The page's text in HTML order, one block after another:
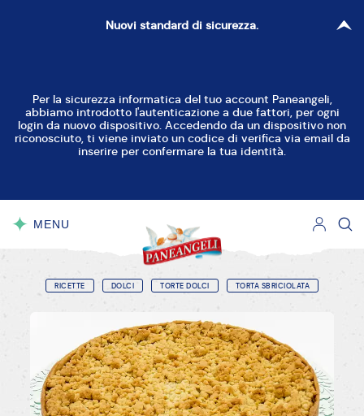
Nuovi standard di sicurezza.
Per la sicurezza informatica del tuo account Paneangeli,
abbiamo introdotto l'autenticazione a due fattori, per ogni
login da nuovo dispositivo. Accedendo da un dispositivo non
riconosciuto, ti viene inviato un codice di verifica via email da
inserire per confermare la tua identità.
MENU
RICETTE DOLCI TORTE DOLCI TORTA SBRICIOLATA